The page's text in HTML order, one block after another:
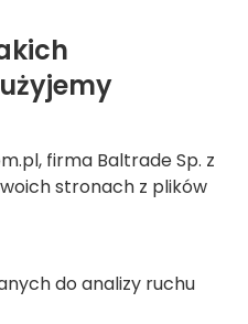
UTGB
firma Baltrade Sp. z
stronach z plików
do analizy ruchu